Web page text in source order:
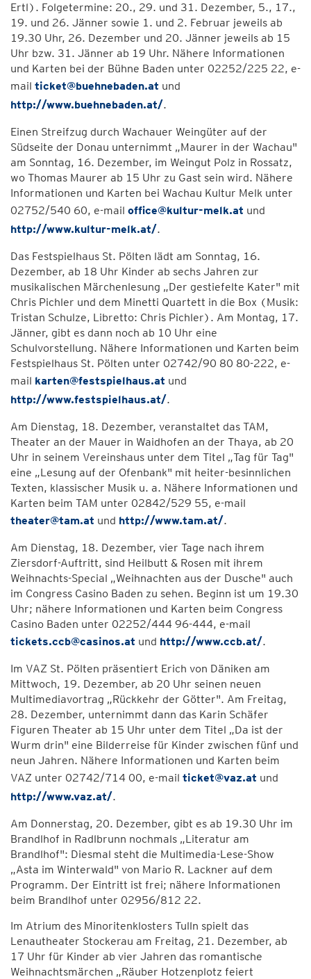
Ertl). Folgetermine: 20., 29. und 31. Dezember, 5., 17.,
19. und 26. Jänner sowie 1. und 2. Februar jeweils ab
19.30 Uhr, 26. Dezember und 20. Jänner jeweils ab 15
Uhr bzw. 31. Jänner ab 19 Uhr. Nähere Informationen
und Karten bei der Bühne Baden unter 02252/225 22, e-
mail ticket@buehnebaden.at und
http://www.buehnebaden.at/.
Einen Streifzug durch Wachauer Weingüter auf der
Südseite der Donau unternimmt „Maurer in der Wachau"
am Sonntag, 16. Dezember, im Weingut Polz in Rossatz,
wo Thomas Maurer ab 15 Uhr zu Gast sein wird. Nähere
Informationen und Karten bei Wachau Kultur Melk unter
02752/540 60, e-mail office@kultur-melk.at und
http://www.kultur-melk.at/.
Das Festspielhaus St. Pölten lädt am Sonntag, 16.
Dezember, ab 18 Uhr Kinder ab sechs Jahren zur
musikalischen Märchenlesung „Der gestiefelte Kater" mit
Chris Pichler und dem Minetti Quartett in die Box (Musik:
Tristan Schulze, Libretto: Chris Pichler). Am Montag, 17.
Jänner, gibt es dann noch ab 10 Uhr eine
Schulvorstellung. Nähere Informationen und Karten beim
Festspielhaus St. Pölten unter 02742/90 80 80-222, e-
mail karten@festspielhaus.at und
http://www.festspielhaus.at/.
Am Dienstag, 18. Dezember, veranstaltet das TAM,
Theater an der Mauer in Waidhofen an der Thaya, ab 20
Uhr in seinem Vereinshaus unter dem Titel „Tag für Tag"
eine „Lesung auf der Ofenbank" mit heiter-besinnlichen
Texten, klassischer Musik u. a. Nähere Informationen und
Karten beim TAM unter 02842/529 55, e-mail
theater@tam.at und http://www.tam.at/.
Am Dienstag, 18. Dezember, vier Tage nach ihrem
Ziersdorf-Auftritt, sind Heilbutt & Rosen mit ihrem
Weihnachts-Special „Weihnachten aus der Dusche" auch
im Congress Casino Baden zu sehen. Beginn ist um 19.30
Uhr; nähere Informationen und Karten beim Congress
Casino Baden unter 02252/444 96-444, e-mail
tickets.ccb@casinos.at und http://www.ccb.at/.
Im VAZ St. Pölten präsentiert Erich von Däniken am
Mittwoch, 19. Dezember, ab 20 Uhr seinen neuen
Multimediavortrag „Rückkehr der Götter". Am Freitag,
28. Dezember, unternimmt dann das Karin Schäfer
Figuren Theater ab 15 Uhr unter dem Titel „Da ist der
Wurm drin" eine Bilderreise für Kinder zwischen fünf und
neun Jahren. Nähere Informationen und Karten beim
VAZ unter 02742/714 00, e-mail ticket@vaz.at und
http://www.vaz.at/.
Am Donnerstag, 20. Dezember, gibt es ab 19.30 Uhr im
Brandlhof in Radlbrunn nochmals „Literatur am
Brandlhof": Diesmal steht die Multimedia-Lese-Show
„Asta im Winterwald" von Mario R. Lackner auf dem
Programm. Der Eintritt ist frei; nähere Informationen
beim Brandlhof unter 02956/812 22.
Im Atrium des Minoritenklosters Tulln spielt das
Lenautheater Stockerau am Freitag, 21. Dezember, ab
17 Uhr für Kinder ab vier Jahren das romantische
Weihnachtsmärchen „Räuber Hotzenplotz feiert